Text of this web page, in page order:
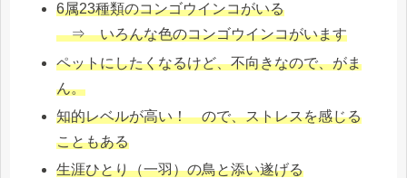
6属23種類のコンゴウインコがいる
⇒ いろんな色のコンゴウインコがいます
ペットにしたくなるけど、不向きなので、がま
ん。
知的レベルが高い！ ので、ストレスを感じる
こともある
生涯ひとり（一羽）の鳥と添い遂げる